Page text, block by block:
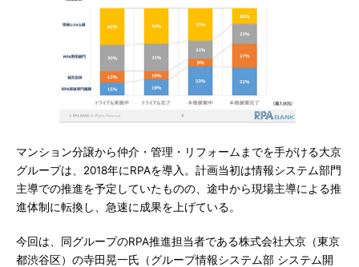
マンション分譲から仲介・管理・リフォームまでを手がける大京
グループは、2018年にRPAを導入。計画当初は情報システム部門
主導での推進を予定していたものの、途中から現場主導による推
進体制に転換し、急速に成果を上げている。
今回は、同グループのRPA推進担当者である株式会社大京（東京
都渋谷区）の寺田晃一氏（グループ情報システム部 システム開